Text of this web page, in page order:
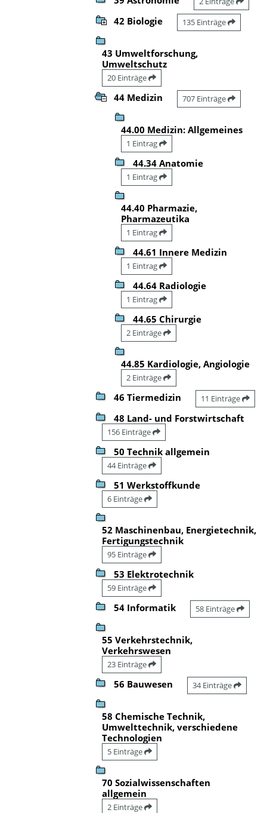
42 Biologie 135 Einträge
43 Umweltforschung,
Umweltschutz
20 Einträge
44 Medizin 707 Einträge
44.00 Medizin: Allgemeines
1 Eintrag
44.34 Anatomie
1 Eintrag
44.40 Pharmazie,
Pharmazeutika
1 Eintrag
44.61 Innere Medizin
1 Eintrag
44.64 Radiologie
1 Eintrag
44.65 Chirurgie
2 Einträge
44.85 Kardiologie, Angiologie
2 Einträge
46 Tiermedizin 11 Einträge
48 Land- und Forstwirtschaft
156 Einträge
50 Technik allgemein
44 Einträge
51 Werkstoffkunde
6 Einträge
52 Maschinenbau, Energietechnik,
Fertigungstechnik
95 Einträge
53 Elektrotechnik
59 Einträge
54 Informatik 58 Einträge
55 Verkehrstechnik,
Verkehrswesen
23 Einträge
56 Bauwesen 34 Einträge
58 Chemische Technik,
Umwelttechnik, verschiedene
Technologien
5 Einträge
70 Sozialwissenschaften
allgemein
2 Einträge